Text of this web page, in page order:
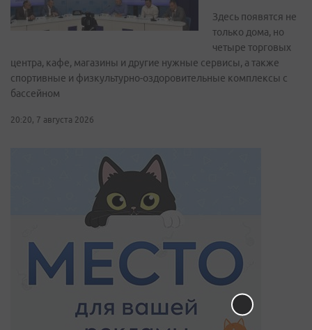
Здесь появятся не
только дома, но
четыре торговых
центра, кафе, магазины и другие нужные сервисы, а также
спортивные и физкультурно-оздоровительные комплексы с
бассейном
20:20, 7 августа 2026